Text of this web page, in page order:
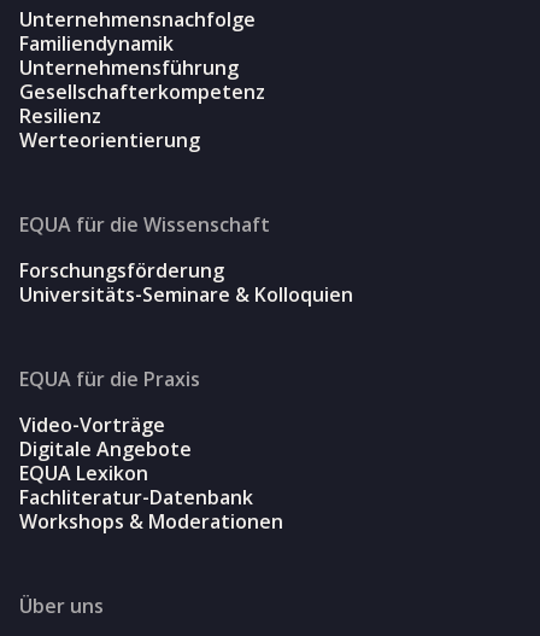
Unternehmensnachfolge
Familiendynamik
Unternehmensführung
Gesellschafterkompetenz
Resilienz
Werteorientierung
EQUA für die Wissenschaft
Forschungsförderung
Universitäts-Seminare & Kolloquien
EQUA für die Praxis
Video-Vorträge
Digitale Angebote
EQUA Lexikon
Fachliteratur-Datenbank
Workshops & Moderationen
Über uns